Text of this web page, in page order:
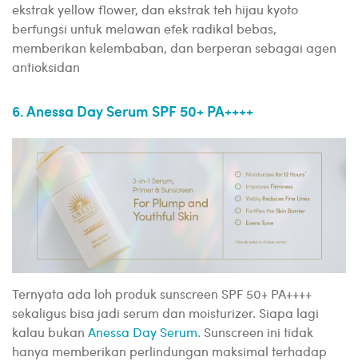
ekstrak yellow flower, dan ekstrak teh hijau kyoto
berfungsi untuk melawan efek radikal bebas,
memberikan kelembaban, dan berperan sebagai agen
antioksidan
6. Anessa Day Serum SPF 50+ PA++++
Ternyata ada loh produk sunscreen SPF 50+ PA++++
sekaligus bisa jadi serum dan moisturizer. Siapa lagi
kalau bukan Anessa Day Serum. Sunscreen ini tidak
hanya memberikan perlindungan maksimal terhadap